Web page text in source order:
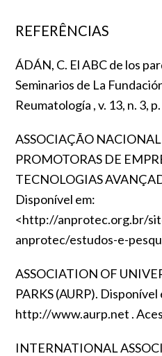
REFERÊNCIAS
ÁDÁN, C. El ABC de los
Seminarios de La
Reumatología , v. 13, n. 3,
ASSOCIAÇÃO
PROMOTORAS DE
TECNOLOGIAS
Disponível em:
<http://anprotec.org.br/
anprotec/estudos-e-
ASSOCIATION OF
PARKS (AURP). Disponível
http://www.aurp.net .
INTERNATIONAL